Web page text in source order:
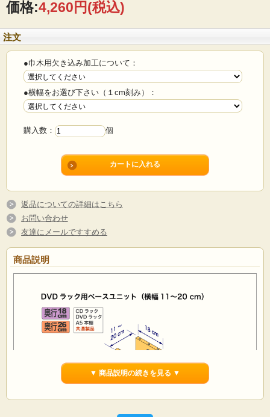
価格:4,260円(税込)
注文
●巾木用欠き込み加工について：
●横幅をお選び下さい（１cm刻み）：
購入数： 個
返品についての詳細はこちら
お問い合わせ
友達にメールですすめる
商品説明
▼ 商品説明の続きを見る ▼